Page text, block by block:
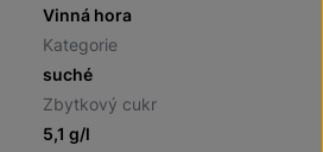
Vinná hora
Kategorie
suché
Zbytkový cukr
5,1 g/l